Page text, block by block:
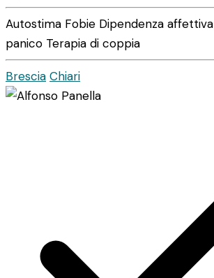
Autostima Fobie Dipendenza affettiva
panico Terapia di coppia
Brescia Chiari